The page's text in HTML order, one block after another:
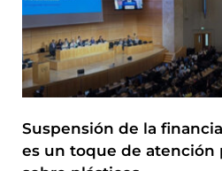
Suspensión de la
es un toque de atención